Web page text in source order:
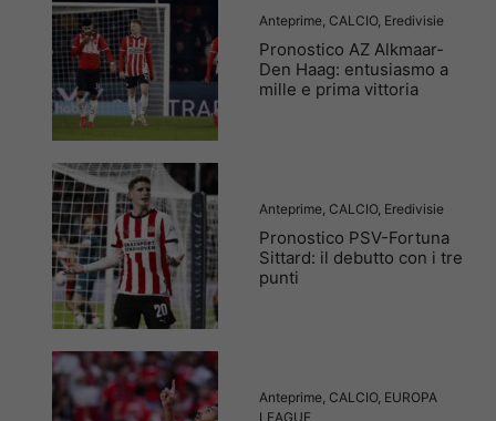
Anteprime CALCIO, Eredivisie
Pronostico AZ Alkmaar-
Den Haag: entusiasmo a
mille e prima vittoria
Anteprime CALCIO, Eredivisie
Pronostico PSV-Fortuna
Sittard: il debutto con i tre
punti
Anteprime CALCIO, EUROPA
LEAGUE